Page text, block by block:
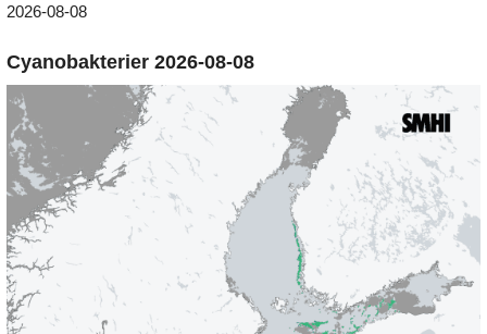
2026-08-08
Cyanobakterier 2026-08-08